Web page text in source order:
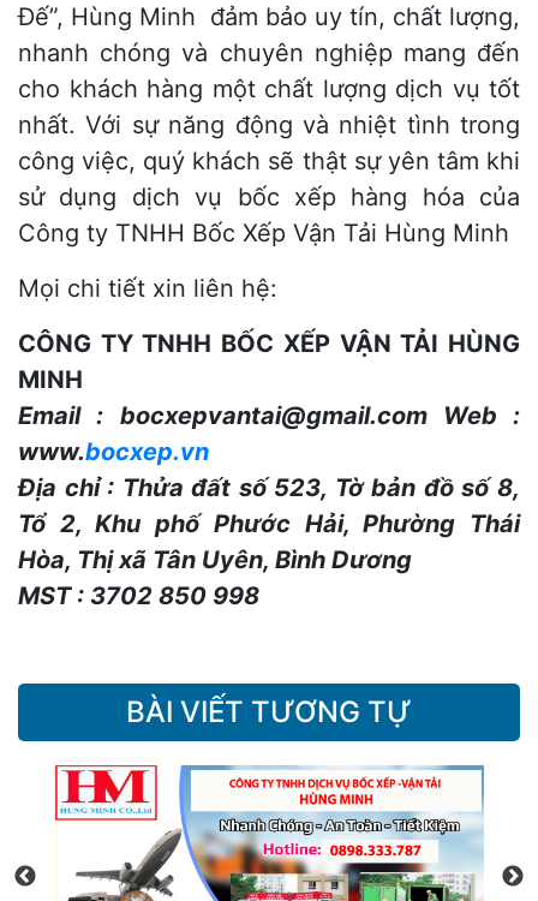
Đế”, Hùng Minh đảm bảo uy tín, chất lượng,
nhanh chóng và chuyên nghiệp mang đến
cho khách hàng một chất lượng dịch vụ tốt
nhất. Với sự năng động và nhiệt tình trong
công việc, quý khách sẽ thật sự yên tâm khi
sử dụng dịch vụ bốc xếp hàng hóa của
Công ty TNHH Bốc Xếp Vận Tải Hùng Minh
Mọi chi tiết xin liên hệ:
CÔNG TY TNHH BỐC XẾP VẬN TẢI HÙNG
MINH
Email : bocxepvantai@gmail.comWeb :
www.bocxep.vn
Địa chỉ : Thửa đất số 523, Tờ bản đồ số 8,
Tổ 2, Khu phố Phước Hải, Phường Thái
Hòa, Thị xã Tân Uyên, Bình Dương
MST : 3702 850 998
BÀI VIẾT TƯƠNG TỰ